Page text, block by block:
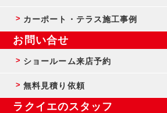
カーポート・テラス施工事例
お問い合せ
ショールーム来店予約
無料見積り依頼
ラクイエのスタッフ